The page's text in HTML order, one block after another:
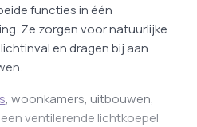
functies in één
Ze zorgen voor natuurlijke
en dragen bij aan
, woonkamers, uitbouwen,
ventilerende lichtkoepel